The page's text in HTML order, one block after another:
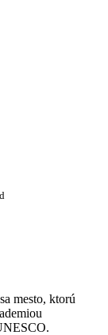
mesto, ktorú